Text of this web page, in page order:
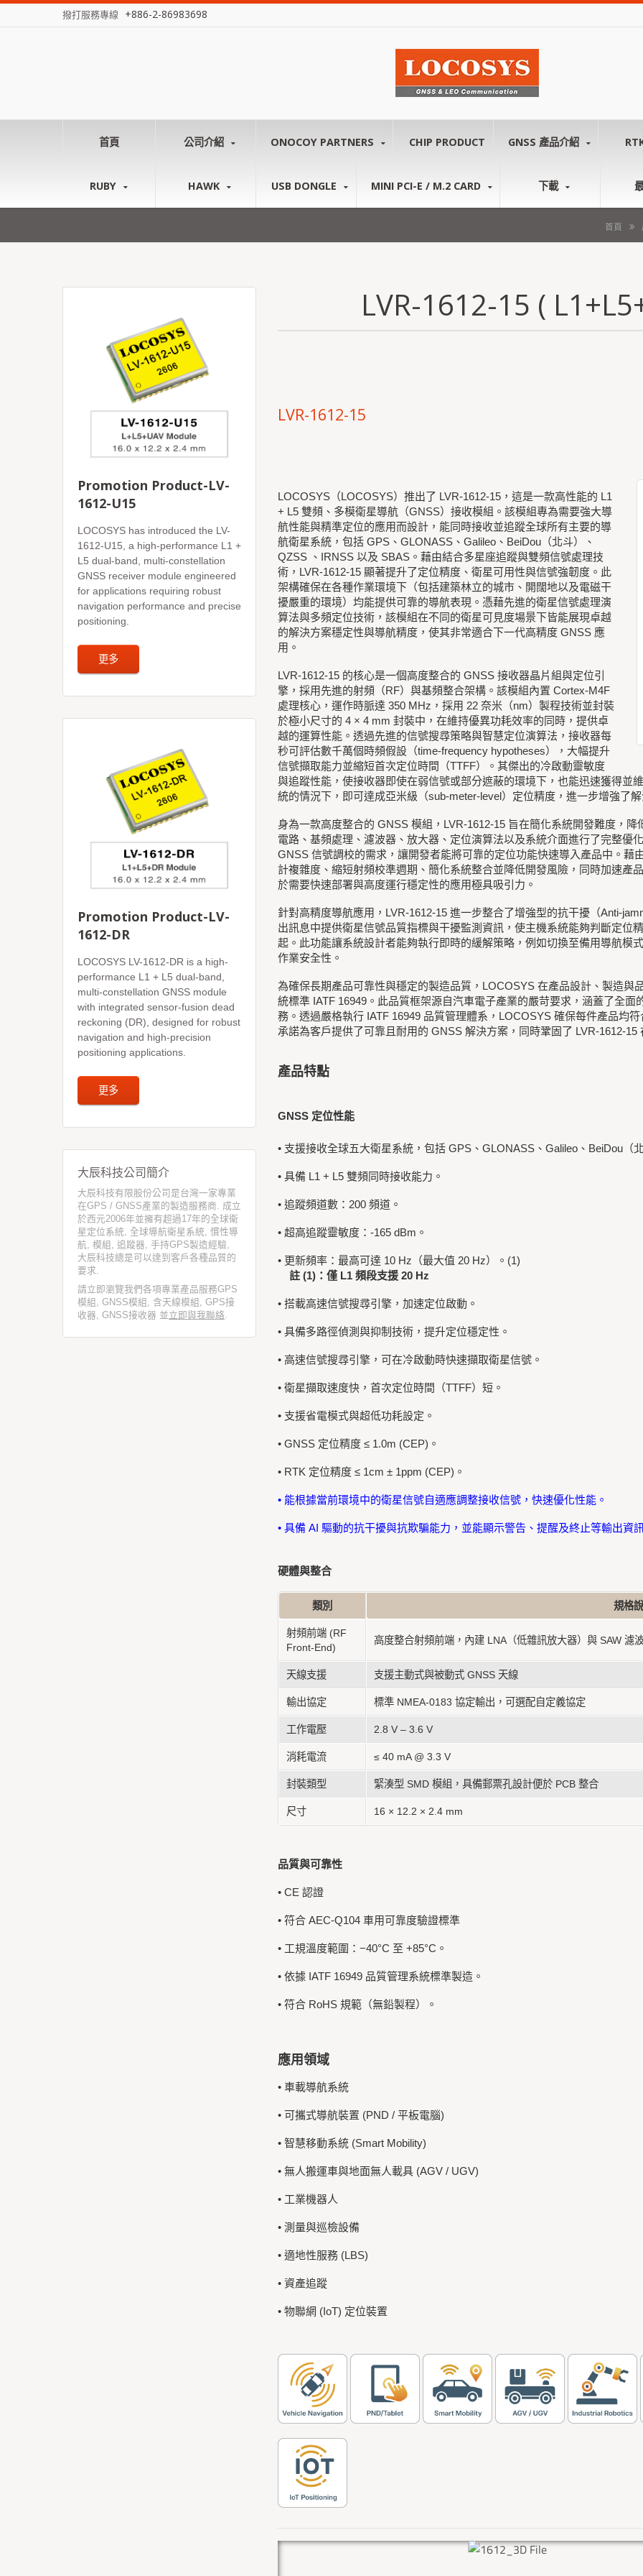
撥打服務專線 +886-2-86983698
首頁 公司介紹 ONOCOY PARTNERS CHIP PRODUCT GNSS 產品介紹
RUBY HAWK USB DONGLE MINI PCI-E / M.2 CARD 下載
首頁
Promotion Product-LV-
1612-U15
LOCOSYS has introduced the LV-
1612-U15, a high-performance L1 +
L5 dual-band, multi-constellation
GNSS receiver module engineered
for applications requiring robust
navigation performance and precise
positioning.
更多
Promotion Product-LV-
1612-DR
LOCOSYS LV-1612-DR is a high-
performance L1 + L5 dual-band,
multi-constellation GNSS module
with integrated sensor-fusion dead
reckoning (DR), designed for robust
navigation and high-precision
positioning applications.
更多
大辰科技公司簡介
大辰科技有限股份公司是台灣一家專業
在GPS / GNSS產業的製造服務商. 成立
於西元2006年並擁有超過17年的全球衛
星定位系統, 全球導航衛星系統, 慣性導
航, 模組, 追蹤器, 手持GPS製造經驗,
大辰科技總是可以達到客戶各種品質的
要求.
請立即瀏覽我們各項專業產品服務GPS
模組, GNSS模組, 含天線模組, GPS接
收器, GNSS接收器 並立即與我聯絡.
LVR-1612-15 (
LVR-1612-15
LOCOSYS（LOCOSYS）推出了 LVR-1612-15，這是一款高性能的 L1
+ L5 雙頻、多模衛星導航（GNSS）接收模組。該模組專為需要強大導
航性能與精準定位的應用而設計，能同時接收並追蹤全球所有主要的導
航衛星系統，包括 GPS、GLONASS、Galileo、BeiDou（北斗）、
QZSS 、IRNSS 以及 SBAS。藉由結合多星座追蹤與雙頻信號處理技
術，LVR-1612-15 顯著提升了定位精度、衛星可用性與信號強韌度。此
架構確保在各種作業環境下（包括建築林立的城市、開闊地以及電磁干
擾嚴重的環境）均能提供可靠的導航表現。憑藉先進的衛星信號處理演
算法與多頻定位技術，該模組在不同的衛星可見度場景下皆能展現卓越
的解決方案穩定性與導航精度，使其非常適合下一代高精度 GNSS 應
用。
LVR-1612-15 的核心是一個高度整合的 GNSS 接收器晶片組與定位引
擎，採用先進的射頻（RF）與基頻整合架構。該模組內置 Cortex-M4F
處理核心，運作時脈達 350 MHz，採用 22 奈米（nm）製程技術並封裝
於極小尺寸的 4 × 4 mm 封裝中，在維持優異功耗效率的同時，提供卓
越的運算性能。透過先進的信號搜尋策略與智慧定位演算法，接收器每
秒可評估數千萬個時頻假設（time-frequency hypotheses），大幅提升
信號擷取能力並縮短首次定位時間（TTFF）。其傑出的冷啟動靈敏度
與追蹤性能，使接收器即使在弱信號或部分遮蔽的環境下，也能迅速獲得並
統的情況下，即可達成亞米級（sub-meter-level）定位精度，進一步增強了
身為一款高度整合的 GNSS 模組，LVR-1612-15 旨在簡化系統開發難度，
電路、基頻處理、濾波器、放大器、定位演算法以及系統介面進行了完整優
GNSS 信號調校的需求，讓開發者能將可靠的定位功能快速導入產品中。藉
計複雜度、縮短射頻校準週期、簡化系統整合並降低開發風險，同時加速產
於需要快速部署與高度運行穩定性的應用極具吸引力。
針對高精度導航應用，LVR-1612-15 進一步整合了增強型的抗干擾（Anti-
出訊息中提供衛星信號品質指標與干擾監測資訊，使主機系統能夠判斷定位
起。此功能讓系統設計者能夠執行即時的緩解策略，例如切換至備用導航模
作業安全性。
為確保長期產品可靠性與穩定的製造品質，LOCOSYS 在產品設計、製造與
統標準 IATF 16949。此品質框架源自汽車電子產業的嚴苛要求，涵蓋了全
務。透過嚴格執行 IATF 16949 品質管理體系，LOCOSYS 確保每件產品均
承諾為客戶提供了可靠且耐用的 GNSS 解決方案，同時鞏固了 LVR-1612-
產品特點
GNSS 定位性能
• 支援接收全球五大衛星系統，包括 GPS、GLONASS、Galileo、BeiDou（
• 具備 L1 + L5 雙頻同時接收能力。
• 追蹤頻道數：200 頻道。
• 超高追蹤靈敏度：-165 dBm。
• 更新頻率：最高可達 10 Hz（最大值 20 Hz）。(1)
註 (1)：僅 L1 頻段支援 20 Hz
• 搭載高速信號搜尋引擎，加速定位啟動。
• 具備多路徑偵測與抑制技術，提升定位穩定性。
• 高速信號搜尋引擎，可在冷啟動時快速擷取衛星信號。
• 衛星擷取速度快，首次定位時間（TTFF）短。
• 支援省電模式與超低功耗設定。
• GNSS 定位精度 ≤ 1.0m (CEP)。
• RTK 定位精度 ≤ 1cm ± 1ppm (CEP)。
• 能根據當前環境中的衛星信號自適應調整接收信號，快速優化性能。
• 具備 AI 驅動的抗干擾與抗欺騙能力，並能顯示警告、提醒及終止等輸出資
硬體與整合
類別 規格
射頻前端 (RF
Front-End)
高度整合射頻前端，內建 LNA（低雜訊放大器）與 SAW 濾
天線支援 支援主動式與被動式 GNSS 天線
輸出協定 標準 NMEA-0183 協定輸出，可選配自定義協定
工作電壓 2.8 V – 3.6 V
消耗電流 ≤ 40 mA @ 3.3 V
封裝類型 緊湊型 SMD 模組，具備郵票孔設計便於 PCB 整合
尺寸 16 × 12.2 × 2.4 mm
品質與可靠性
• CE 認證
• 符合 AEC-Q104 車用可靠度驗證標準
• 工規溫度範圍：−40°C 至 +85°C。
• 依據 IATF 16949 品質管理系統標準製造。
• 符合 RoHS 規範（無鉛製程）。
應用領域
• 車載導航系統
• 可攜式導航裝置 (PND / 平板電腦)
• 智慧移動系統 (Smart Mobility)
• 無人搬運車與地面無人載具 (AGV / UGV)
• 工業機器人
• 測量與巡檢設備
• 適地性服務 (LBS)
• 資產追蹤
• 物聯網 (IoT) 定位裝置